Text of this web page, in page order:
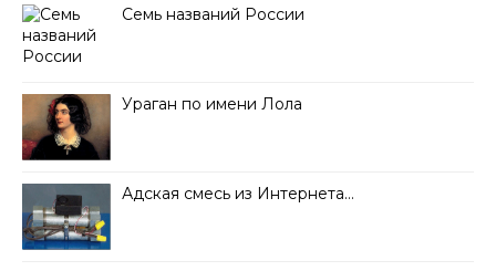
Семь названий России
Ураган по имени Лола
Адская смесь из Интернета…